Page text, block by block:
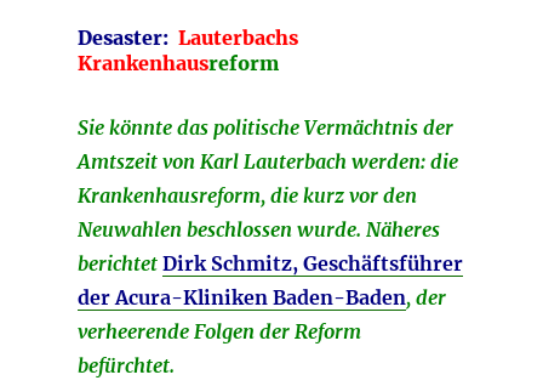
Desaster: Lauterbachs
Krankenhausreform
Sie könnte das politische Vermächtnis der
Amtszeit von Karl Lauterbach werden: die
Krankenhausreform, die kurz vor den
Neuwahlen beschlossen wurde. Näheres
berichtet Dirk Schmitz, Geschäftsführer
der Acura-Kliniken Baden-Baden, der
verheerende Folgen der Reform
befürchtet.